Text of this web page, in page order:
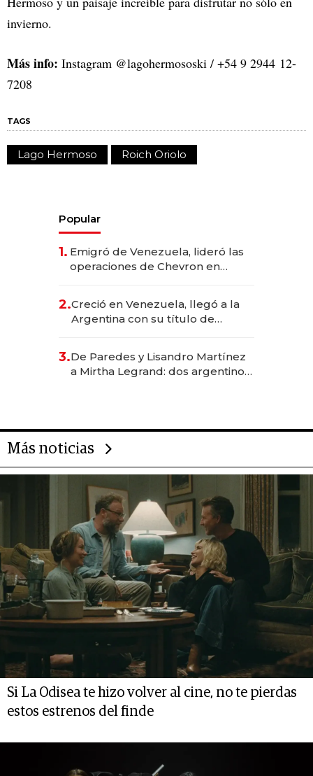
invierno.
Más info: Instagram @lagohermososki / +54 9 2944 12-
7208
TAGS
Lago Hermoso Roich Oriolo
Popular
1. Emigró de Venezuela, lideró las
operaciones de Chevron en
2.Creció en Venezuela, llegó a la
Argentina con su título de
las marcas "fast premium"
3.De Paredes y Lisandro Martínez
a Mirtha Legrand: dos argentinos
Más noticias
Si La Odisea te hizo volver al cine, no te pierdas
estos estrenos del finde